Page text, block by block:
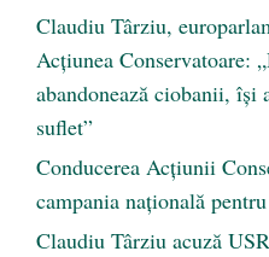
Claudiu Târziu,
Acțiunea Conservatoare:
abandonează ciobanii, își
suflet”
Conducerea Acțiunii
campania națională
Claudiu Târziu acuză